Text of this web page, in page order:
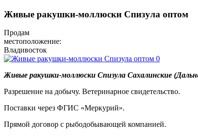
Живые ракушки-моллюски Спизула оптом
Продам
местоположение:
Владивосток
Живые ракушки-моллюски Спизула Сахалинские
Разрешение на добычу. Ветеринарное свидетельство.
Поставки через ФГИС «Меркурий».
Прямой договор с рыбодобывающей компанией.